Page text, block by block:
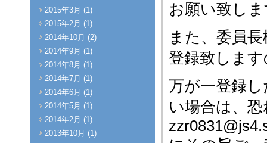
お願い致し
また、委員
登録致しま
万が一登録
い場合は、
2015年3月 (1)
2015年2月 (1)
2014年10月 (2)
2014年9月 (1)
2014年8月 (1)
2014年7月 (1)
2014年6月 (1)
2014年5月 (1)
2014年2月 (1)
2013年10月 (1)